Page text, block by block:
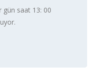
gün saat 13: 00